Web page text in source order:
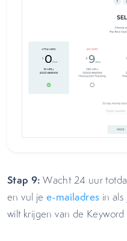
Stap 9:Wacht 24 uur
en vul jee-mailadres in
wilt krijgen van de